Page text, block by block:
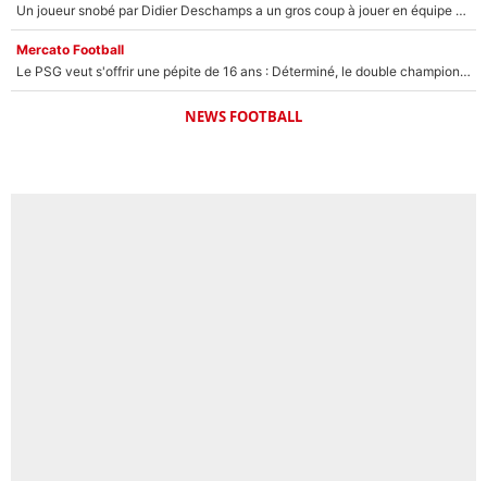
Un joueur snobé par Didier Deschamps a un gros coup à jouer en équipe de France : Zinedine Zidane a trouvé son numéro 9 ?
Mercato Football
Le PSG veut s'offrir une pépite de 16 ans : Déterminé, le double champion d'Europe en titre est prêt à lâcher 40M€ pour celui que l'on compare déjà à Vinicius Jr !
NEWS FOOTBALL